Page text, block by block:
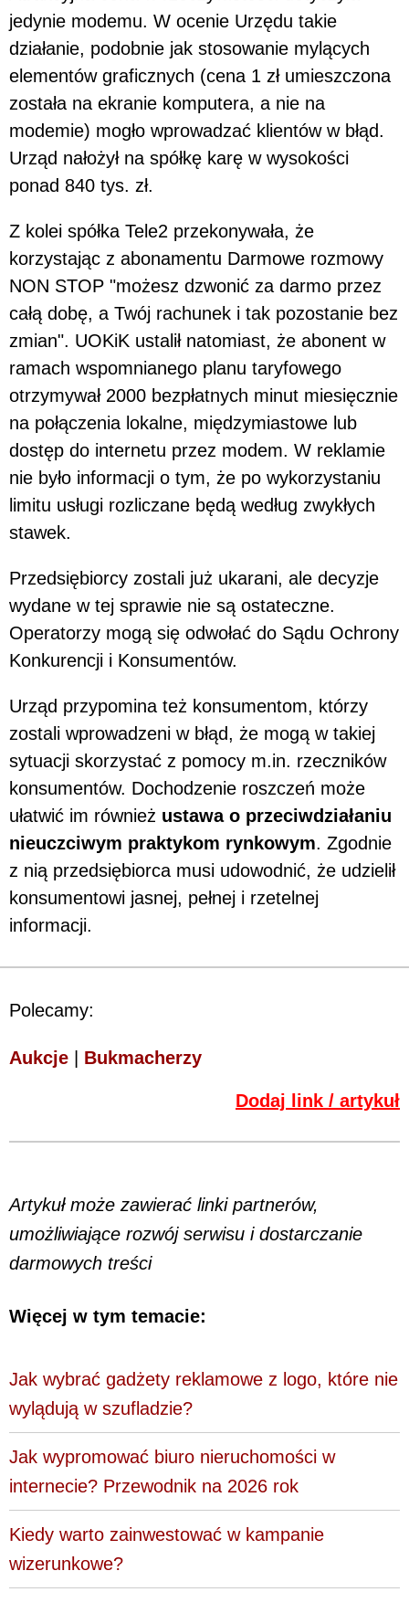
jedynie modemu. W ocenie Urzędu takie
działanie, podobnie jak stosowanie mylących
elementów graficznych (cena 1 zł umieszczona
została na ekranie komputera, a nie na
modemie) mogło wprowadzać klientów w błąd.
Urząd nałożył na spółkę karę w wysokości
ponad 840 tys. zł.
Z kolei spółka Tele2 przekonywała, że
korzystając z abonamentu Darmowe rozmowy
NON STOP "możesz dzwonić za darmo przez
całą dobę, a Twój rachunek i tak pozostanie bez
zmian". UOKiK ustalił natomiast, że abonent w
ramach wspomnianego planu taryfowego
otrzymywał 2000 bezpłatnych minut miesięcznie
na połączenia lokalne, międzymiastowe lub
dostęp do internetu przez modem. W reklamie
nie było informacji o tym, że po wykorzystaniu
limitu usługi rozliczane będą według zwykłych
stawek.
Przedsiębiorcy zostali już ukarani, ale decyzje
wydane w tej sprawie nie są ostateczne.
Operatorzy mogą się odwołać do Sądu Ochrony
Konkurencji i Konsumentów.
Urząd przypomina też konsumentom, którzy
zostali wprowadzeni w błąd, że mogą w takiej
sytuacji skorzystać z pomocy m.in. rzeczników
konsumentów. Dochodzenie roszczeń może
ułatwić im również ustawa o przeciwdziałaniu
nieuczciwym praktykom rynkowym. Zgodnie
z nią przedsiębiorca musi udowodnić, że udzielił
konsumentowi jasnej, pełnej i rzetelnej
informacji.
Polecamy:
Aukcje Bukmacherzy
Dodaj link / artykuł
Artykuł może zawierać linki partnerów,
umożliwiające rozwój serwisu i dostarczanie
darmowych treści
Więcej w tym temacie:
Jak wybrać gadżety reklamowe z logo, które nie
wylądują w szufladzie?
Jak wypromować biuro nieruchomości w
internecie? Przewodnik na 2026 rok
Kiedy warto zainwestować w kampanie
wizerunkowe?